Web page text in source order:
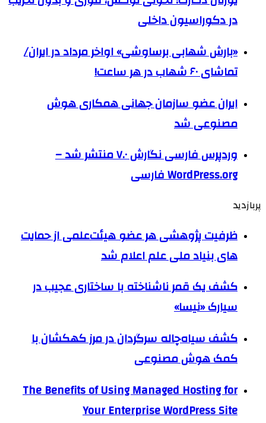
در دکوراسیون داخلی
«بارش شهابی برساوشی» اواخر مرداد در ایران/
تماشای ۶۰ شهاب در هر ساعت!
ایران عضو سازمان جهانی همکاری هوش
مصنوعی شد
وردپرس فارسی نگارش ۷.۰ منتشر شد –
WordPress.org فارسی
پربازدید
ظرفیت پژوهشی هر عضو هیئت‌علمی از حمایت
های بنیاد ملی علم اعلام شد
کشف یک قمر ناشناخته با ساختاری عجیب در
سیارک «نیسا»
کشف سیاه‌چاله سرگردان در مرز کهکشان با
کمک هوش مصنوعی
The Benefits of Using Managed Hosting for
Your Enterprise WordPress Site